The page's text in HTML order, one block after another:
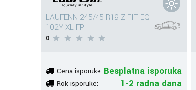
LAUFENN 245/45 R19 Z FIT EQ
102Y XL FP
0
Cena isporuke: Besplatna isporuka
Rok isporuke: 1-2 radna dana